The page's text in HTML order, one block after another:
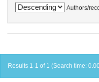
Authors/
Results 1-1 of 1 (Search time: